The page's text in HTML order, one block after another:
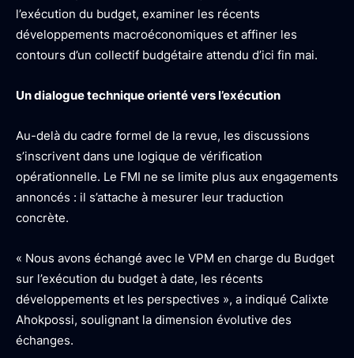
l’exécution du budget, examiner les récents
développements macroéconomiques et affiner les
contours d’un collectif budgétaire attendu d’ici fin mai.
Un dialogue technique orienté vers l’exécution
Au-delà du cadre formel de la revue, les discussions
s’inscrivent dans une logique de vérification
opérationnelle. Le FMI ne se limite plus aux engagements
annoncés : il s’attache à mesurer leur traduction
concrète.
« Nous avons échangé avec le VPM en charge du Budget
sur l’exécution du budget à date, les récents
développements et les perspectives », a indiqué Calixte
Ahokpossi, soulignant la dimension évolutive des
échanges.